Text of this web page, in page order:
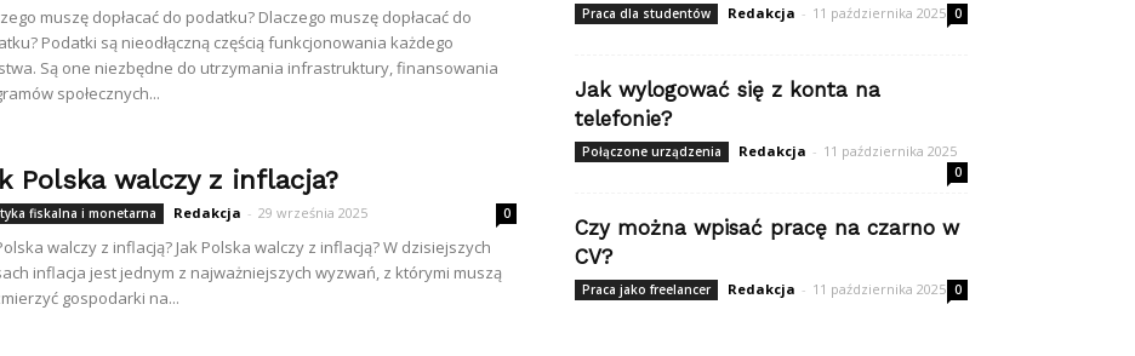
muszę dopłacać do podatku? Dlaczego muszę dopłacać do
Podatki są nieodłączną częścią funkcjonowania każdego
Są one niezbędne do utrzymania infrastruktury, finansowania
społecznych...
Polska walczy z inflacja?
fiskalna i monetarna Redakcja - 29 września 2025 0
walczy z inflacją? Jak Polska walczy z inflacją? W dzisiejszych
inflacja jest jednym z najważniejszych wyzwań, z którymi muszą
gospodarki na...
Praca dla studentów Redakcja - 11 października 2025 0
Jak wylogować się z konta na
telefonie?
Połączone urządzenia Redakcja - 11 października 2025
0
Czy można wpisać pracę na czarno w
CV?
Praca jako freelancer Redakcja - 11 października 2025 0